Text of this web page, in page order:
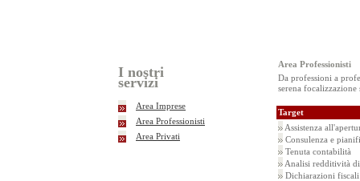
I nostri
servizi
Area Imprese
Area Professionisti
Area Privati
Area Professionisti
Da professioni a
serena
Target
Assistenza
Consulenza e
Tenuta contabilità
Analisi redditività
Dichiarazioni